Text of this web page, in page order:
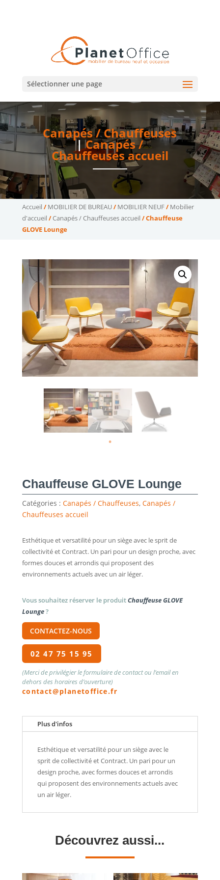
Sélectionner une page
Canapés / Chauffeuses
|Canapés /
Chauffeuses accueil
Accueil /MOBILIER DE BUREAU/MOBILIER NEUF/Mobilier
d'accueil /Canapés / Chauffeuses accueil / Chauffeuse
GLOVE Lounge
Chauffeuse GLOVE Lounge
Catégories : Canapés / Chauffeuses, Canapés /
Chauffeuses accueil
Esthétique et versatilité pour un siège avec le sprit de
collectivité et Contract. Un pari pour un design proche, avec
formes douces et arrondis qui proposent des
environnements actuels avec un air léger.
Vous souhaitez réserver le produitChauffeuse GLOVE
Lounge?
CONTACTEZ-NOUS
02 47 75 15 95
(Merci de privilégier le formulaire de contact ou l’email en
dehors des horaires d’ouverture)
contact@planetoffice.fr
Plus d'infos
Esthétique et versatilité pour un siège avec le
sprit de collectivité et Contract. Un pari pour un
design proche, avec formes douces et arrondis
qui proposent des environnements actuels avec
un air léger.
Découvrez aussi...